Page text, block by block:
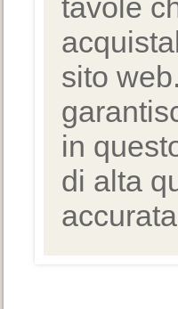
tavole
sito
in
di alta